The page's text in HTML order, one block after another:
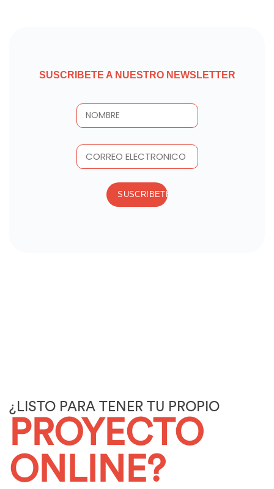
SUSCRIBETE A NUESTRO NEWSLETTER
¿LISTO PARA TENER TU PROPIO
PROYECTO
ONLINE?